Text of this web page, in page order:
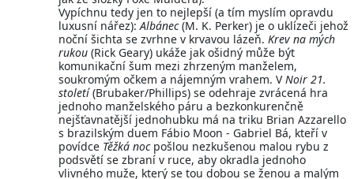
Vypíchnu tedy jen to nejlepší (a tím myslím opravdu
luxusní nářez):Albánec(M. K. Perker) je o uklízeči jehož
noční šichta se zvrhne v krvavou lázeň. Krev na mých
rukou (Rick Geary) ukáže jak ošidný může být
komunikační šum mezi zhrzeným manželem,
soukromým očkem a nájemným vrahem. VNoir 21.
století(Brubaker/Phillips) se odehraje zvrácená hra
jednoho manželského páru a bezkonkurenčně
nejšťavnatější jednohubku má na triku Brian Azzarello
s brazilským duem Fábio Moon - Gabriel Bá, kteří v
povídce Těžká nocpošlou nezkušenou malou rybu z
podsvětí se zbraní v ruce, aby okradla jednoho
vlivného muže, který se tou dobou se ženou a malým